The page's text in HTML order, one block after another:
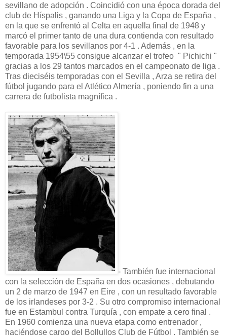
sevillano de adopción . Coincidió con una época dorada del
club de Híspalis , ganando una Liga y la Copa de España ,
en la que se enfrentó al Celta en aquella final de 1948 y
marcó el primer tanto de una dura contienda con resultado
favorable para los sevillanos por 4-1 . Además , en la
temporada 1954\55 consigue alcanzar el trofeo " Pichichi "
gracias a los 29 tantos marcados en el campeonato de liga .
Tras dieciséis temporadas con el Sevilla , Arza se retira del
fútbol jugando para el Atlético Almería , poniendo fin a una
carrera de futbolista magnífica .
- También fue internacional
con la selección de España en dos ocasiones , debutando
un 2 de marzo de 1947 en Eire , con un resultado favorable
de los irlandeses por 3-2 . Su otro compromiso internacional
fue en Estambul contra Turquía , con empate a cero final .
En 1960 comienza una nueva etapa como entrenador ,
haciéndose cargo del Bollullos Club de Fútbol . También se